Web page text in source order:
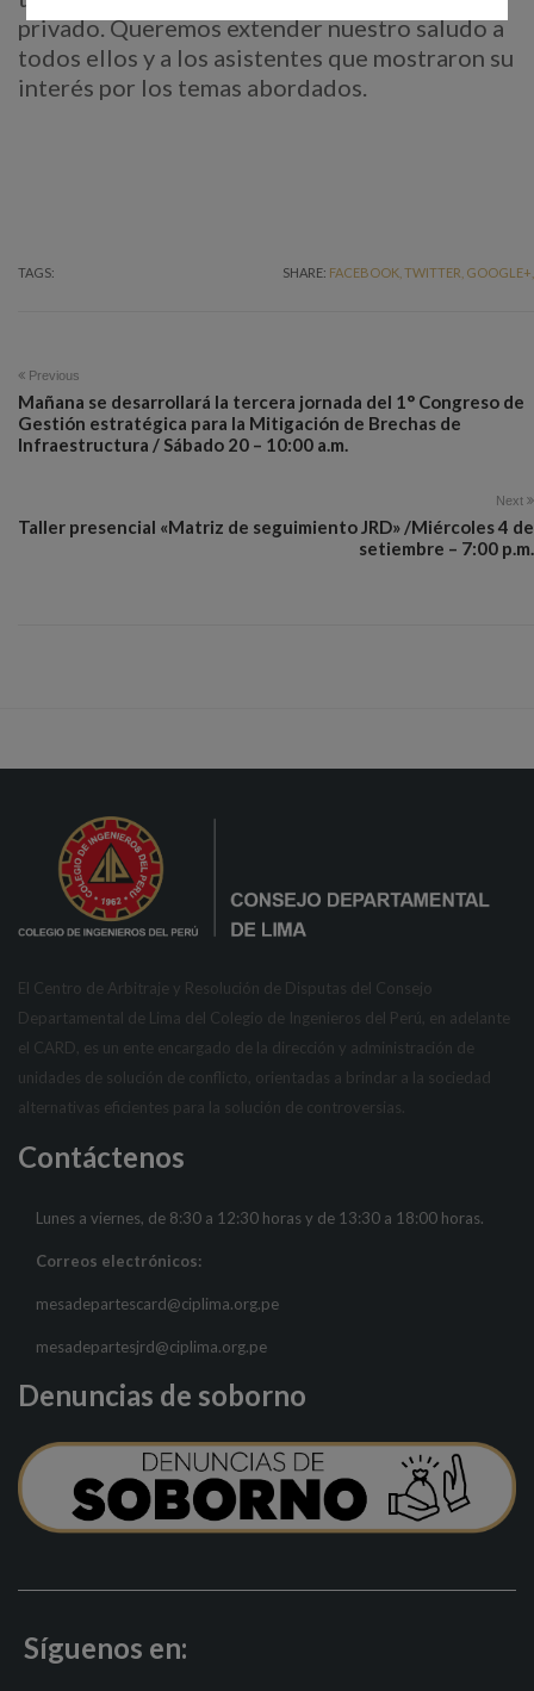
privado. Queremos extender nuestro saludo a
todos ellos y a los asistentes que mostraron su
interés por los temas abordados.
TAGS: SHARE: FACEBOOK, TWITTER, GOOGLE+,
Previous
Mañana se desarrollará la tercera jornada del 1° Congreso de
Gestión estratégica para la Mitigación de Brechas de
Infraestructura / Sábado 20 – 10:00 a.m.
Next
Taller presencial «Matriz de seguimiento JRD» /Miércoles 4 de
setiembre – 7:00 p.m.
El Centro de Arbitraje y Resolución de Disputas del Consejo
Departamental de Lima del Colegio de Ingenieros del Perú, en adelante
el CARD, es un ente encargado de la dirección y administración de
unidades de solución de conflicto, orientadas a brindar a la sociedad
alternativas eficientes para la solución de controversias.
Contáctenos
Lunes a viernes, de 8:30 a 12:30 horas y de 13:30 a 18:00 horas.
Correos electrónicos:
mesadepartescard@ciplima.org.pe
mesadepartesjrd@ciplima.org.pe
Denuncias de soborno
Síguenos en: